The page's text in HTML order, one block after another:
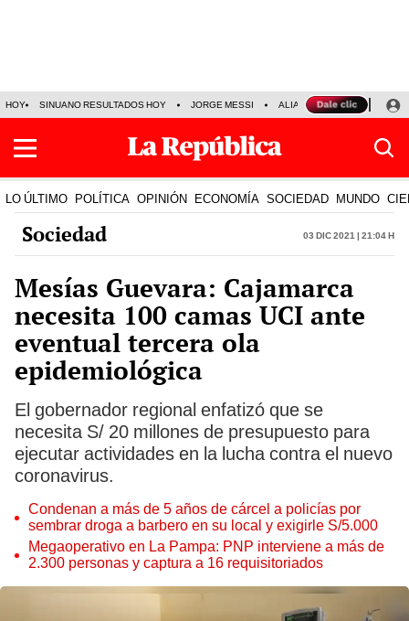
HOY SINUANO RESULTADOS HOY JORGE MESSI ALIANZA LIMA VS SPORT
LO ÚLTIMO POLÍTICA OPINIÓN ECONOMÍA SOCIEDAD MUNDO
Sociedad 03 Dic 2021 | 21:04 h
Mesías Guevara: Cajamarca
necesita 100 camas UCI ante
eventual tercera ola
epidemiológica
El gobernador regional enfatizó que se
necesita S/ 20 millones de presupuesto para
ejecutar actividades en la lucha contra el nuevo
coronavirus.
Condenan a más de 5 años de cárcel a policías por
sembrar droga a barbero en su local y exigirle S/5.000
Megaoperativo en La Pampa: PNP interviene a más de
2.300 personas y captura a 16 requisitoriados